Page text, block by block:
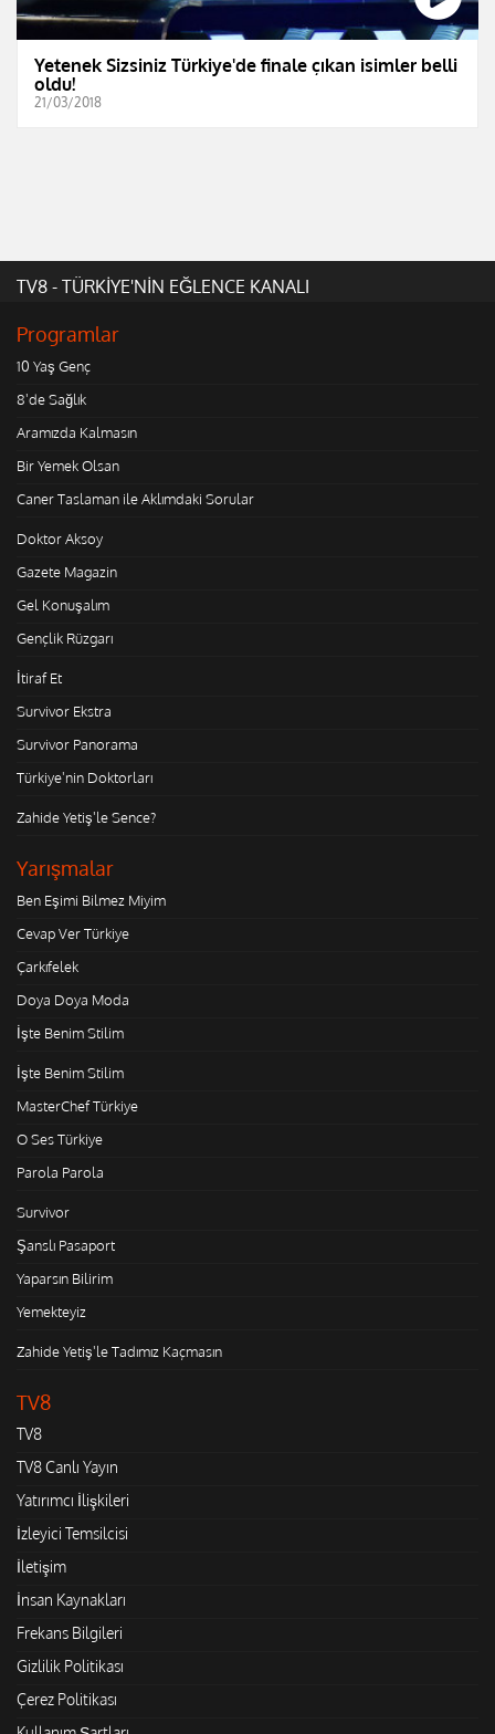
Yetenek Sizsiniz Türkiye'de finale çıkan isimler belli
oldu!
21/03/2018
TV8 - TÜRKİYE'NİN EĞLENCE KANALI
Programlar
10 Yaş Genç
8'de Sağlık
Aramızda Kalmasın
Bir Yemek Olsan
Caner Taslaman ile Aklımdaki Sorular
Doktor Aksoy
Gazete Magazin
Gel Konuşalım
Gençlik Rüzgarı
İtiraf Et
Survivor Ekstra
Survivor Panorama
Türkiye'nin Doktorları
Zahide Yetiş'le Sence?
Yarışmalar
Ben Eşimi Bilmez Miyim
Cevap Ver Türkiye
Çarkıfelek
Doya Doya Moda
İşte Benim Stilim
İşte Benim Stilim
MasterChef Türkiye
O Ses Türkiye
Parola Parola
Survivor
Şanslı Pasaport
Yaparsın Bilirim
Yemekteyiz
Zahide Yetiş'le Tadımız Kaçmasın
TV8
TV8
TV8 Canlı Yayın
Yatırımcı İlişkileri
İzleyici Temsilcisi
İletişim
İnsan Kaynakları
Frekans Bilgileri
Gizlilik Politikası
Çerez Politikası